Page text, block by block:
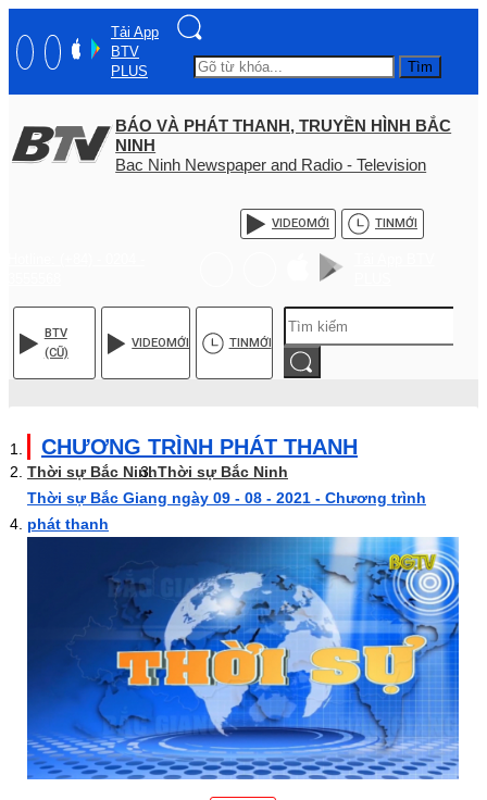
Tải App
BTV
PLUS
Tìm
BÁO VÀ PHÁT THANH, TRUYỀN HÌNH BẮC
NINH
Bac Ninh Newspaper and Radio - Television
VIDEOMỚI TINMỚI
BTV
(CŨ)
VIDEOMỚI TINMỚI
CHƯƠNG TRÌNH PHÁT THANH
Thời sự Bắc NinhThời sự Bắc Ninh
Thời sự Bắc Giang ngày 09 - 08 - 2021 - Chương trình
phát thanh